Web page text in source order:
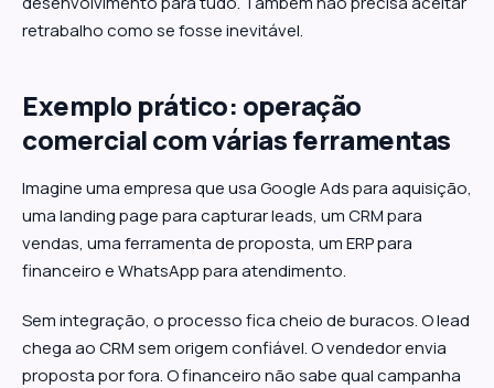
retrabalho como se fosse inevitável.
Exemplo prático: operação
comercial com várias ferramentas
Imagine uma empresa que usa Google Ads para aquisição,
uma landing page para capturar leads, um CRM para
vendas, uma ferramenta de proposta, um ERP para
financeiro e WhatsApp para atendimento.
Sem integração, o processo fica cheio de buracos. O lead
chega ao CRM sem origem confiável. O vendedor envia
proposta por fora. O financeiro não sabe qual campanha